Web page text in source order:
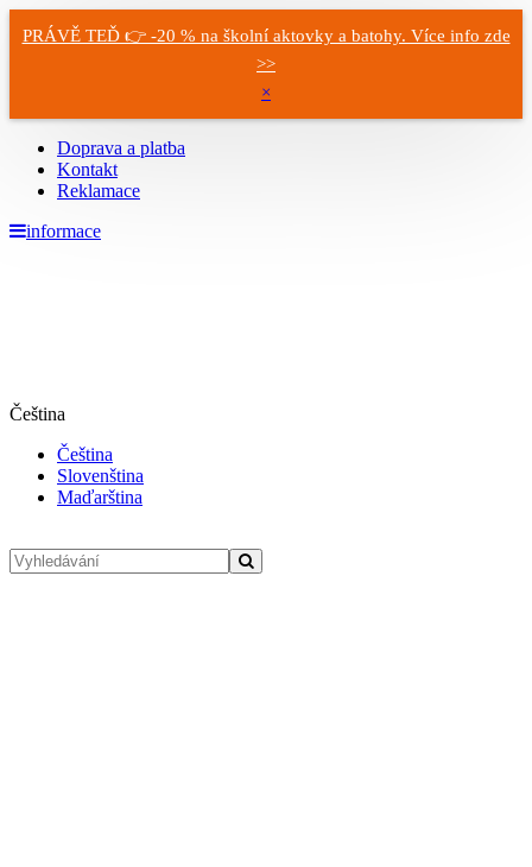
PRÁVĚ TEĎ 👉 -20 % na školní aktovky a batohy. Více info zde
>>
×
Doprava a platba
Kontakt
Reklamace
informace
Čeština
Čeština
Slovenština
Maďarština